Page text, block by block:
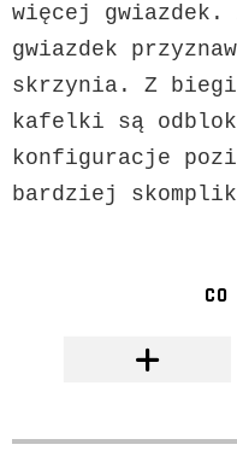
więcej
gwiazdek
skrzynia. Z
kafelki są
konfiguracje
bardziej